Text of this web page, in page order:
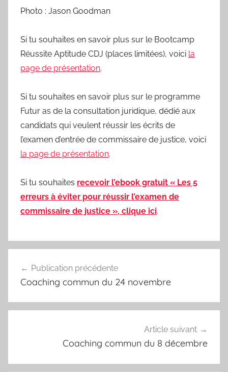
Photo : Jason Goodman
Si tu souhaites en savoir plus sur le Bootcamp
Réussite Aptitude CDJ (places limitées), voici la
page de présentation.
Si tu souhaites en savoir plus sur le programme
Futur as de la consultation juridique, dédié aux
candidats qui veulent réussir les écrits de
l’examen d’entrée de commissaire de justice, voici
la page de présentation.
Si tu souhaites recevoir l’ebook gratuit « Les 5
erreurs à éviter pour réussir l’examen de
commissaire de justice », clique ici.
de
Publication précédente
Coaching commun du 24 novembre
Article suivant
Coaching commun du 8 décembre